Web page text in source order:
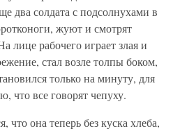
два солдата с подсолнухами в
жуют и смотрят
лице рабочего играет злая и
стал возле толпы боком,
только на минуту, для
что все говорят чепуху.
что она теперь без куска хлеба,